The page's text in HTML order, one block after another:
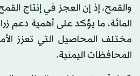
المائة، ما يؤكد على أهمية دعم
مختلف المحاصيل التي تعزز
المحافظات اليمنية.